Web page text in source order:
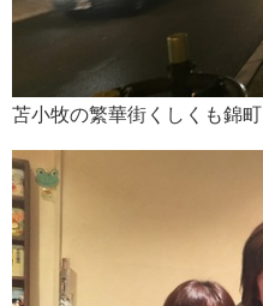
苫小牧の繁華街くしくも錦町